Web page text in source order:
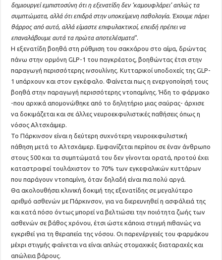
δημιουργεί εμπιστοσύνη ότι η εξενατίδη δεν ‘καμουφλάρει’ απλώς τα
συμπτώματα, αλλά ότι επιδρά στην υποκείμενη παθολογία. Έχουμε πάρει
θάρρος από αυτό, αλλά είμαστε επιφυλακτικοί, επειδή πρέπει να
επαναλάβουμε αυτά τα πρώτα αποτελέσματα“.
Η εξενατίδη βοηθά στη ρύθμιση του σακχάρου στο αίμα, δρώντας
πάνω στην ορμόνη GLP-1 του παγκρέατος, βοηθώντας έτσι στην
παραγωγή περισσότερης ινσουλίνης. Κυτταρικοί υποδοχείς της GLP-
1 υπάρχουν και στον εγκέφαλο. Φαίνεται πως η ενεργοποίησή τους
βοηθά στην παραγωγή περισσότερης ντοπαμίνης. Ήδη το φάρμακο
-που αρχικά απομονώθηκε από το δηλητήριο μιας σαύρας- άρχισε
να δοκιμάζεται και σε άλλες νευροεκφυλιστικές παθήσεις όπως η
νόσος Αλτσχάιμερ.
Το Πάρκινσον είναι η δεύτερη συχνότερη νευροεκφυλιστική
πάθηση μετά το Αλτσχάιμερ. Εμφανίζεται περίπου σε έναν άνθρωπο
στους 500 και τα συμπτώματά του δεν γίνονται ορατά, προτού έχει
καταστραφεί τουλάχιστον το 70% των εγκεφαλικών κυττάρων
που παράγουν ντοπαμίνη, όταν δηλαδή είναι πια πολύ αργά.
Θα ακολουθήσει κλινική δοκιμή της εξενατίδης σε μεγαλύτερο
αριθμό ασθενών με Πάρκινσον, για να διερευνηθεί η ασφάλειά της
και κατά πόσο όντως μπορεί να βελτιώσει την ποιότητα ζωής των
ασθενών σε βάθος χρόνου, έτσι ώστε κάποια στιγμή πιθανώς να
εγκριθεί για τη θεραπεία της νόσου. Οι παρενέργειές του φαρμάκου
μέχρι στιγμής φαίνεται να είναι απλώς στομαχικές διαταραχές και
απώλεια βάρους.